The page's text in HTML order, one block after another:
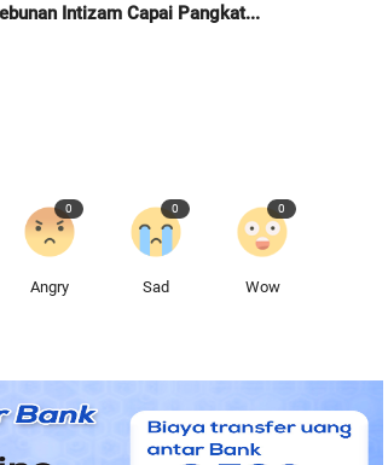
Intizam Capai Pangkat...
Angry
0
Sad
0
Wow
0